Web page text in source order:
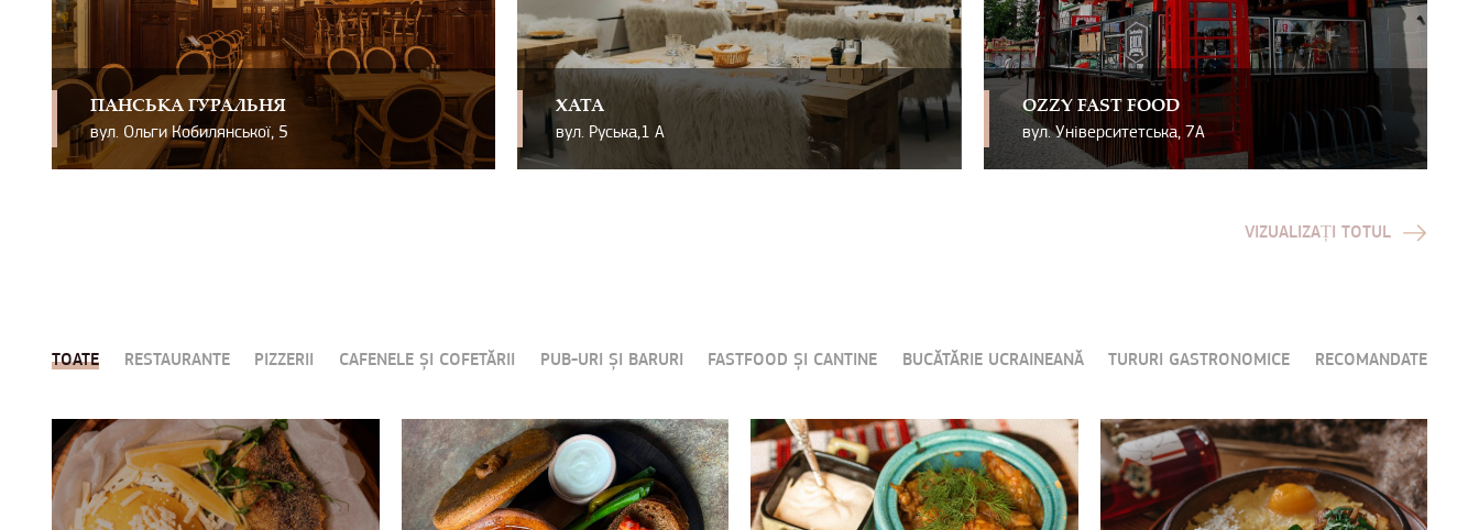
ПАНСЬКА ГУРАЛЬНЯ
вул. Ольги Кобилянської, 5
ХАТА
вул. Руська,1 А
OZZY FAST FOOD
вул. Університетська, 7А
VIZUALIZAȚI TOTUL
TOATE RESTAURANTE PIZZERII CAFENELE ȘI COFETĂRII PUB-URI ȘI BARURI FASTFOOD ȘI CANTINE BUCĂTĂRIE UCRAINEANĂ TURURI GASTRONOMICE RECOMANDATE